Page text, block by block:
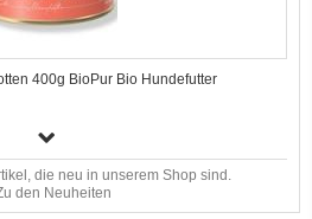
400g BioPur Bio Hundefutter
die neu in unserem Shop sind.
den Neuheiten